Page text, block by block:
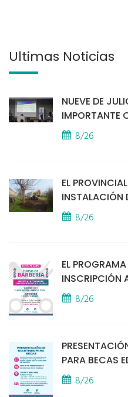
Últimas Noticias
NUEVE DE
IMPORTANTE
8/26
EL
INSTALACIÓN
8/26
EL
INSCRIPCIÓN
8/26
PARA BECAS
8/26